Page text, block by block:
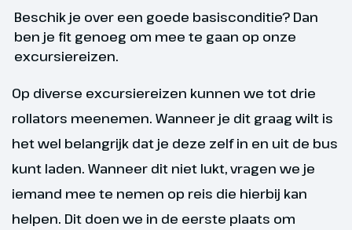
en vormde daardoor een goede
bescherming tegen indringers.
Vandaag de dag vinden we er
pleintjes. We bezoeken hier
onder meer de St. Eufemia Kerk,
de Barokke Boog van Balbi en het
Franciscaner Klooster. In de
avond maken we een prachtige
boottocht en genieten we van
de zonsondergang, terwijl je op
Beschik je over een goede basisconditie? Dan
ben je fit genoeg om mee te gaan op onze
excursiereizen.
Op diverse excursiereizen kunnen we tot drie
rollators meenemen. Wanneer je dit graag wilt is
het wel belangrijk dat je deze zelf in en uit de bus
kunt laden. Wanneer dit niet lukt, vragen we je
iemand mee te nemen op reis die hierbij kan
helpen. Dit doen we in de eerste plaats om